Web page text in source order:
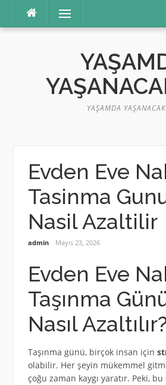
Menü
YAŞAMDA
Evden Eve
Tasinma
Nasil Azaltilir
admin Mayıs 23, 2026
Evden Eve
Taşınma
Nasıl
Taşınma günü, birçok insan için
olabilir. Her şeyin mükemmel
çoğu zaman kaygı yaratır. Peki, bu